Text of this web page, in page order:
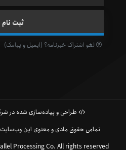
لغو اشتراک خبرنامه؟ (ایمیل و پیامک)
طراحی و پیاده‌سازی شده در
تمامی حقوق مادی و معنوی این
Processing Co. All rights reserved